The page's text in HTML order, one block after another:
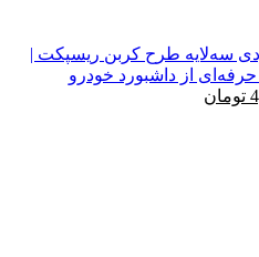
سه‌لایه طرح کربن ریسپکت |
از داشبورد خودرو
تومان